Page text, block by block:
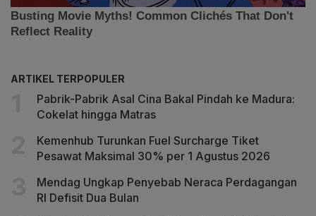
ARTIKEL TERPOPULER
Pabrik-Pabrik Asal Cina Bakal Pindah ke Madura:
Cokelat hingga Matras
Kemenhub Turunkan Fuel Surcharge Tiket
Pesawat Maksimal 30% per 1 Agustus 2026
Mendag Ungkap Penyebab Neraca Perdagangan
RI Defisit Dua Bulan